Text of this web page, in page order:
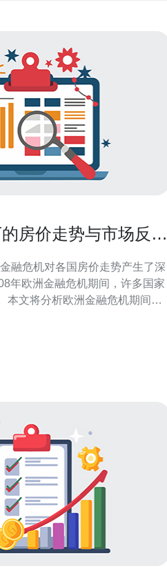
房价走势与市场反应
年欧洲金融危机期间，许多国家
本文将分析欧洲金融危机期间的
相关数据，探讨其在这一过程中